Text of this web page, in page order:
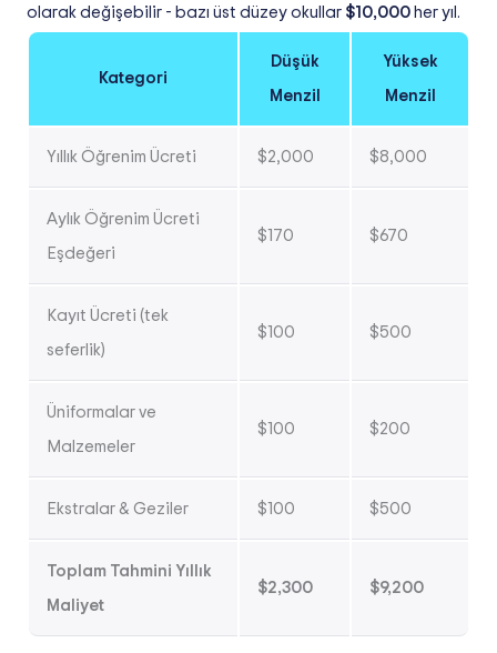
olarak değişebilir - bazı üst düzey okullar $10,000 her yıl.
Kategori
Düşük
Menzil
Yüksek
Menzil
Yıllık Öğrenim Ücreti $2,000 $8,000
Aylık Öğrenim Ücreti
Eşdeğeri
$170 $670
Kayıt Ücreti (tek
seferlik)
$100 $500
Üniformalar ve
Malzemeler
$100 $200
Ekstralar & Geziler $100 $500
Toplam Tahmini Yıllık
Maliyet
$2,300 $9,200